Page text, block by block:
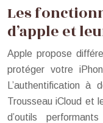
Les
d’apple et
Apple propose
protéger votre
L’authentification
Trousseau iCloud et
d’outils